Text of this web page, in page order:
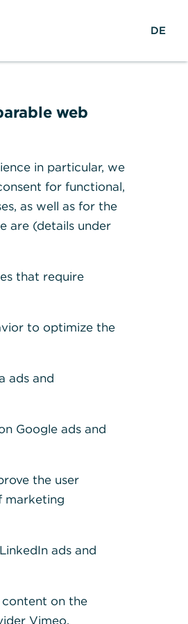
u o
e
DE
web
in particular, we
for functional,
as well as for the
are (details under
that require
to optimize the
ads and
Google ads and
the user
marketing
ads and
on the
Vimeo.